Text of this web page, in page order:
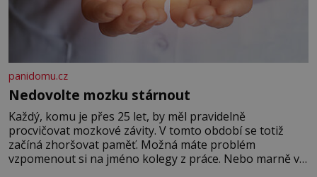
panidomu.cz
Nedovolte mozku stárnout
Každý, komu je přes 25 let, by měl pravidelně
procvičovat mozkové závity. V tomto období se totiž
začíná zhoršovat paměť. Možná máte problém
vzpomenout si na jméno kolegy z práce. Nebo marně v